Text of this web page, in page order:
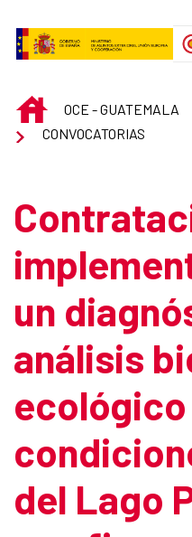
INICIOOCE - GUATEMALA
CONVOCATORIAS
un
análisis
del Lago